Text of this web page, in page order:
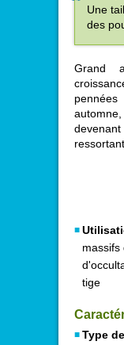
Une
des
Grand
massifs
tige
Type